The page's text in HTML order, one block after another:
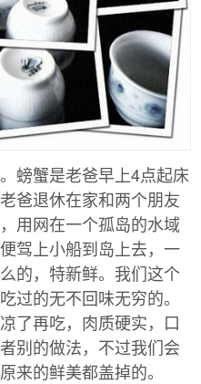
螃蟹是老爸早上4点起床
爸退休在家和两个朋友
用网在一个孤岛的水域
驾上小船到岛上去，一
的，特新鲜。我们这个
过的无不回味无穷的。
了再吃，肉质硬实，口
别的做法，不过我们会
来的鲜美都盖掉的。